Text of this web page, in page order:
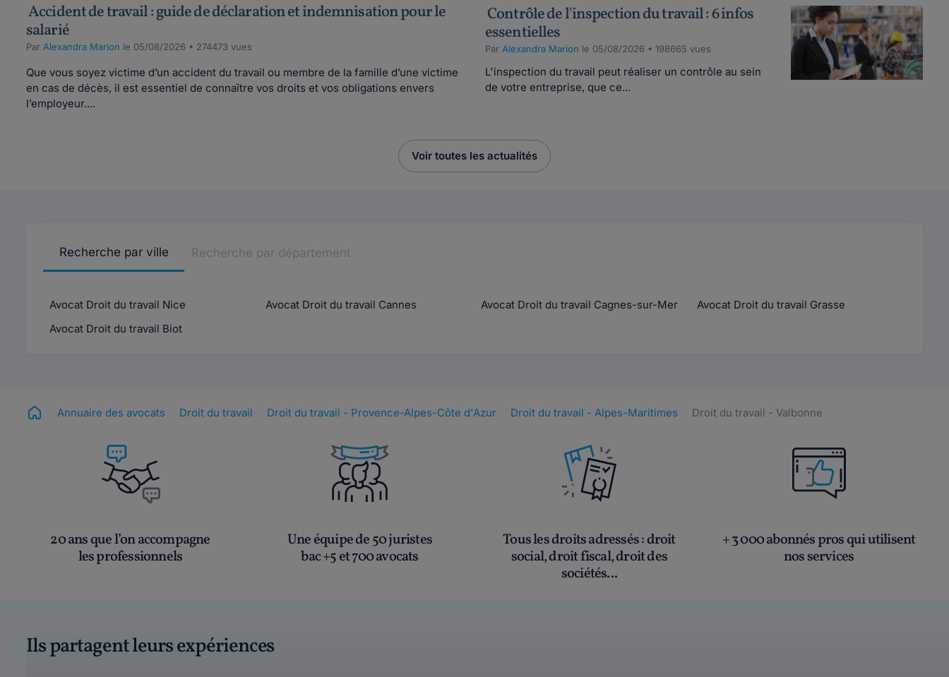
Accident de travail : guide de déclaration et indemnisation pour le
salarié
Par Alexandra Marion le 05/08/2026 • 274473 vues
Que vous soyez victime d’un accident du travail ou membre de la famille d’une victime
en cas de décès, il est essentiel de connaître vos droits et vos obligations envers
l’employeur....
Contrôle de l'inspection du travail : 6 infos
essentielles
Par Alexandra Marion le 05/08/2026 • 198665 vues
L'inspection du travail peut réaliser un contrôle au sein
de votre entreprise, que ce...
Voir toutes les actualités
Recherche par ville Recherche par département
Avocat Droit du travail Nice Avocat Droit du travail Cannes Avocat Droit du travail Cagnes-sur-Mer
Avocat Droit du travail Grasse
Avocat Droit du travail Biot
Annuaire des avocats Droit du travail Droit du travail - Provence-Alpes-Côte d'Azur Droit du travail - Alpes-Maritimes Droit du travail - Valbonne
20 ans que l’on accompagne
les professionnels
Une équipe de 50 juristes
bac +5 et 700 avocats
Tous les droits adressés: droit
social, droit fiscal, droit des
sociétés...
+ 3 000 abonnés pros qui utilisent
nos services
Ils partagent leurs expériences